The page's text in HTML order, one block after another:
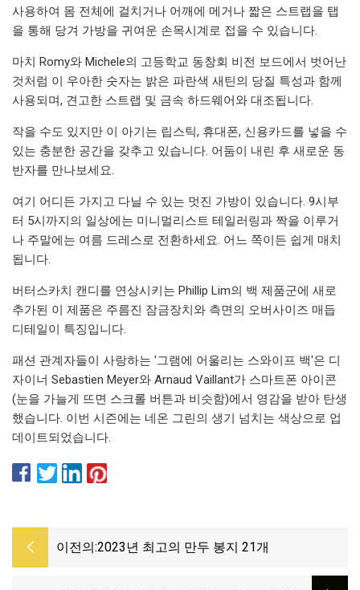
사용하여 몸 전체에 걸치거나 어깨에 메거나 짧은 스트랩을 탭
을 통해 당겨 가방을 귀여운 손목시계로 접을 수 있습니다.
마치 Romy와 Michele의 고등학교 동창회 비전 보드에서 벗어난
것처럼 이 우아한 숫자는 밝은 파란색 새틴의 당질 특성과 함께
사용되며, 견고한 스트랩 및 금속 하드웨어와 대조됩니다.
작을 수도 있지만 이 아기는 립스틱, 휴대폰, 신용카드를 넣을 수
있는 충분한 공간을 갖추고 있습니다. 어둠이 내린 후 새로운 동
반자를 만나보세요.
여기 어디든 가지고 다닐 수 있는 멋진 가방이 있습니다. 9시부
터 5시까지의 일상에는 미니멀리스트 테일러링과 짝을 이루거
나 주말에는 여름 드레스로 전환하세요. 어느 쪽이든 쉽게 매치
됩니다.
버터스카치 캔디를 연상시키는 Phillip Lim의 백 제품군에 새로
추가된 이 제품은 주름진 잠금장치와 측면의 오버사이즈 매듭
디테일이 특징입니다.
패션 관계자들이 사랑하는 '그램에 어울리는 스와이프 백'은 디
자이너 Sebastien Meyer와 Arnaud Vaillant가 스마트폰 아이콘
(눈을 가늘게 뜨면 스크롤 버튼과 비슷함)에서 영감을 받아 탄생
했습니다. 이번 시즌에는 네온 그린의 생기 넘치는 색상으로 업
데이트되었습니다.
이전의:2023년 최고의 만두 봉지 21개